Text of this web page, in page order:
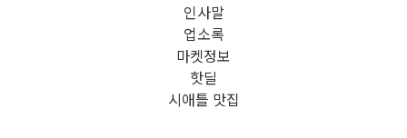
인사말
업소록
마켓정보
핫딜
시애틀 맛집